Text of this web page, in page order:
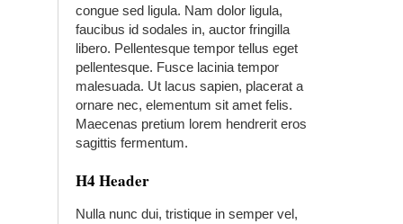
congue sed ligula. Nam dolor ligula,
faucibus id sodales in, auctor fringilla
libero. Pellentesque tempor tellus eget
pellentesque. Fusce lacinia tempor
malesuada. Ut lacus sapien, placerat a
ornare nec, elementum sit amet felis.
Maecenas pretium lorem hendrerit eros
sagittis fermentum.
H4 Header
Nulla nunc dui, tristique in semper vel,